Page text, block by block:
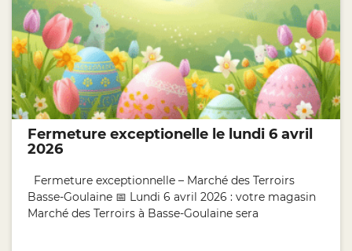
Fermeture exceptionelle le lundi 6 avril
2026
Fermeture exceptionnelle – Marché des Terroirs
Basse-Goulaine 📅 Lundi 6 avril 2026 : votre magasin
Marché des Terroirs à Basse-Goulaine sera